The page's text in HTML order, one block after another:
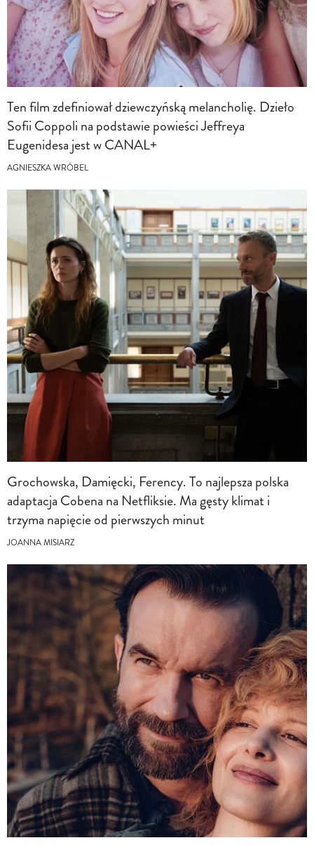
Ten film zdefiniował dziewczyńską melancholię. Dzieło
Sofii Coppoli na podstawie powieści Jeffreya
Eugenidesa jest w CANAL+
AGNIESZKA WRÓBEL
Grochowska, Damięcki, Ferency. To najlepsza polska
adaptacja Cobena na Netfliksie. Ma gęsty klimat i
trzyma napięcie od pierwszych minut
JOANNA MISIARZ